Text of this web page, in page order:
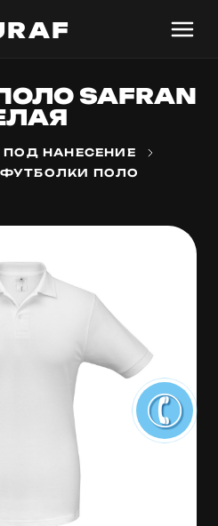
SAFRAN
НАНЕСЕНИЕ
ФУТБОЛКИ ПОЛО